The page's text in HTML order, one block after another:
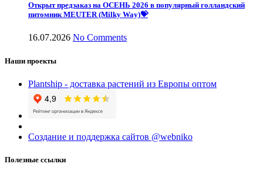
Открыт предзаказ на ОСЕНЬ 2026 в популярный голландский
питомник MEUTER (Milky Way)💝
16.07.2026 No Comments
Наши проекты
Plantship - доставка растений из Европы оптом
Создание и поддержка сайтов @webniko
Полезные ссылки